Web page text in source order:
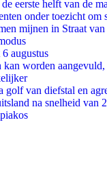
eerste helft van de
onder toezicht om
mijnen in Straat
augustus
kan worden
van diefstal en
na snelheid van